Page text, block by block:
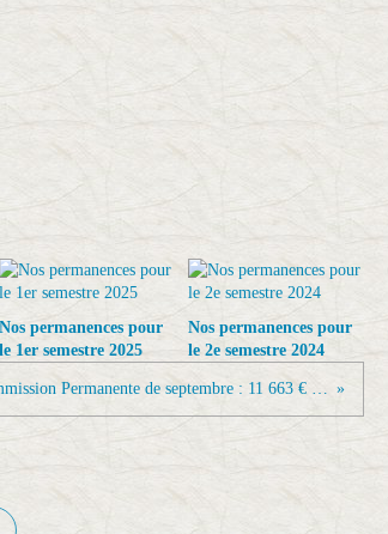
Nos permanences pour
le 1er semestre 2025
Nos permanences pour
le 2e semestre 2024
Commission Permanente de septembre : 11 663 € pour le canton Le Mans 6